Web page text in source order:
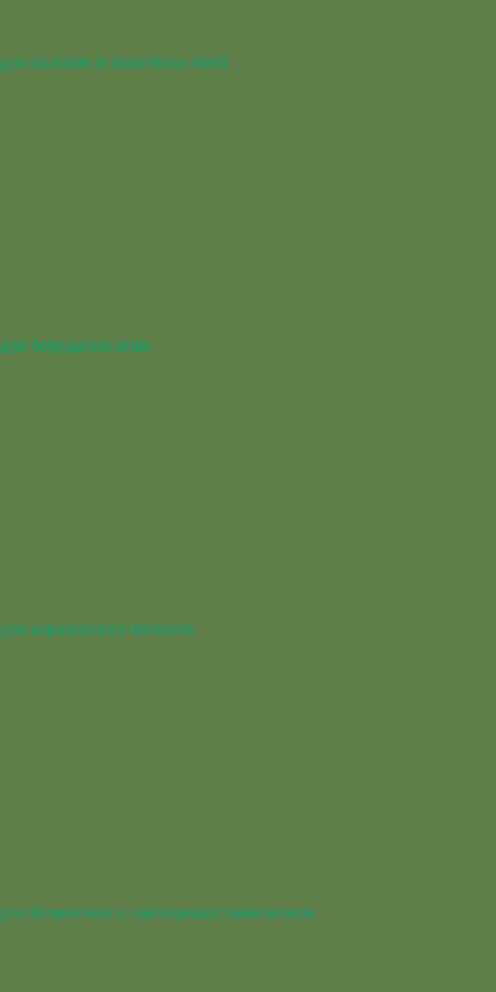
для полозов и молочных змей
для бородатых агам
для королевских питонов
для йеменских и пантеровых хамелеонов